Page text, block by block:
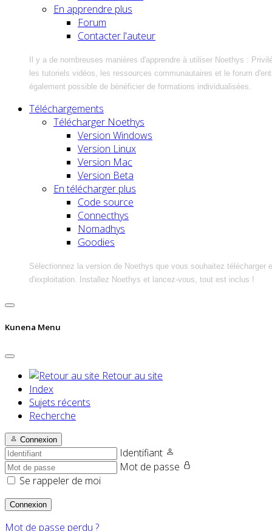
En apprendre plus
Forum
Contacter l'auteur
Il y a de nombreuses manières d'apprendre à utiliser Noethys :
les tutoriels vidéos, les ressources communautaires et le forum
également possible de bénéficier de formations individualisées.
Téléchargements
Télécharger Noethys
Version Windows
Version Linux
Version Mac
Version Beta
En télécharger plus
Code source
Connecthys
Nomadhys
Goodies
Sélectionnez la version de Noethys que vous souhaitez télécharger
d'exploitation. Installez Noethys et lancez-vous, tout est inclus !
Kunena Menu
Retour au site
Index
Sujets récents
Recherche
Connexion
Identifiant
Mot de passe
Se rappeler de moi
Connexion
Mot de passe perdu ?